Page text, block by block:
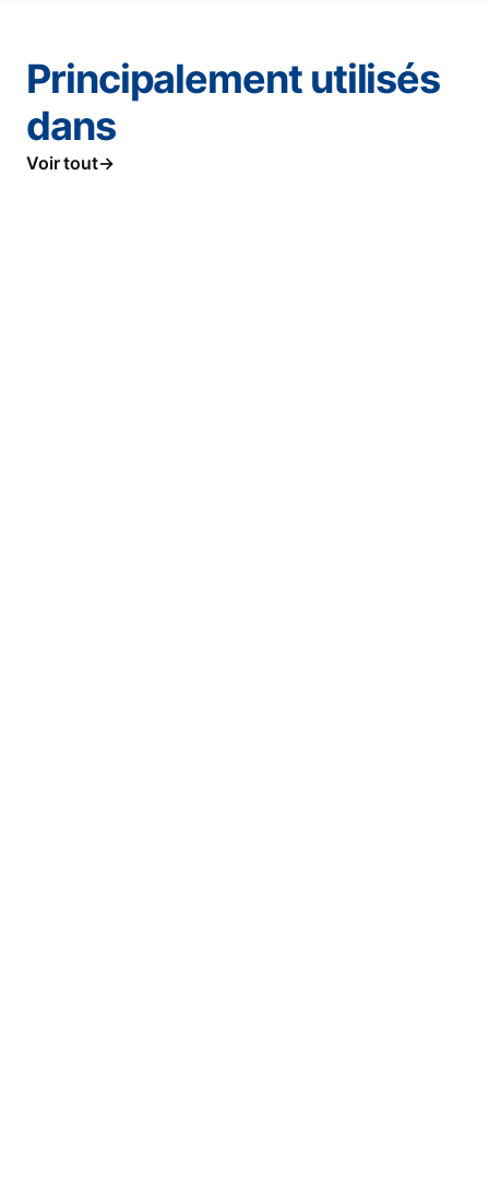
Principalement utilisés
dans
Voir tout